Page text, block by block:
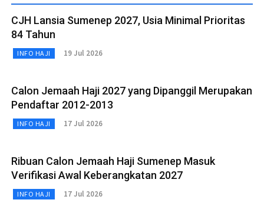
CJH Lansia Sumenep 2027, Usia Minimal Prioritas
84 Tahun
INFO HAJI 19 Jul 2026
Calon Jemaah Haji 2027 yang Dipanggil Merupakan
Pendaftar 2012-2013
INFO HAJI 17 Jul 2026
Ribuan Calon Jemaah Haji Sumenep Masuk
Verifikasi Awal Keberangkatan 2027
INFO HAJI 17 Jul 2026